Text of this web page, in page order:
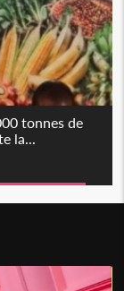
tonnes de
la...